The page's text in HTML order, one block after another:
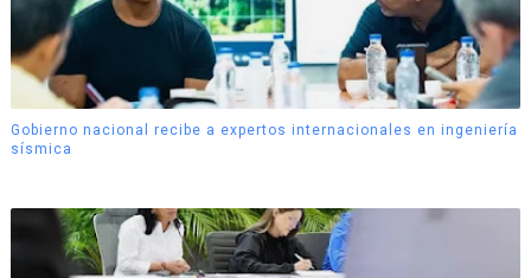
Gobierno nacional recibe a expertos internacionales en ingeniería
sísmica